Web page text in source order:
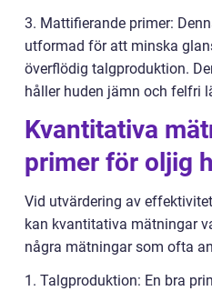
3. Mattifierande primer:
utformad för att minska
överflödig talgproduktion.
håller huden jämn och felfri
Kvantitativa
primer för oljig
Vid utvärdering av
kan kvantitativa mätningar
några mätningar som ofta
1. Talgproduktion: En bra